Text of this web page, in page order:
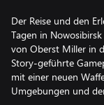
Der Reise und den
Tagen in
von Oberst Miller in
Story-geführte
mit einer neuen
Umgebungen und